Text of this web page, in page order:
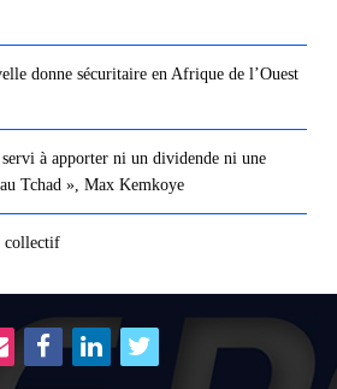
donne sécuritaire en Afrique de l’Ouest
à apporter ni un dividende ni une
Tchad », Max Kemkoye
collectif